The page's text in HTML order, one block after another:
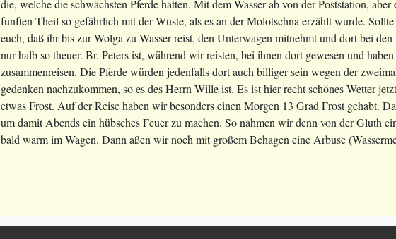
die, welche die schwächsten Pferde hatten. Mit dem Wasser ab von der Poststation,
fünften Theil so gefährlich mit der Wüste, als es an der Molotschna erzählt wurde.
euch, daß ihr bis zur Wolga zu Wasser reist, den Unterwagen mitnehmt und dort bei
nur halb so theuer. Br. Peters ist, während wir reisten, bei ihnen dort gewesen und
zusammenreisen. Die Pferde würden jedenfalls dort auch billiger sein wegen der
gedenken nachzukommen, so es des Herrn Wille ist. Es ist hier recht schönes Wetter
etwas Frost. Auf der Reise haben wir besonders einen Morgen 13 Grad Frost gehabt.
um damit Abends ein hübsches Feuer zu machen. So nahmen wir denn von der Gluth
bald warm im Wagen. Dann aßen wir noch mit großem Behagen eine Arbuse